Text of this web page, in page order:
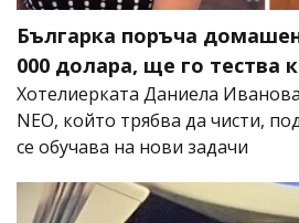
Българка поръча
000 долара, ще го тества
Хотелиерката Даниела
NEO, който трябва да чисти,
се обучава на нови задачи